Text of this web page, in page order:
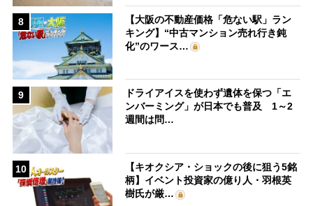
8
【大阪の不動産価格「危ない駅」ラン
キング】“中古マンション売れ行き鈍
化”のワース…
9
ドライアイスを使わず遺体を保つ「エ
ンバーミング」が日本でも普及 1～2
週間は問…
10
【キオクシア・ショックの後に狙う5銘
柄】イベント投資家の億り人・羽根英
樹氏が厳…